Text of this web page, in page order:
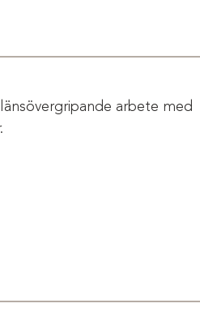
arbete med